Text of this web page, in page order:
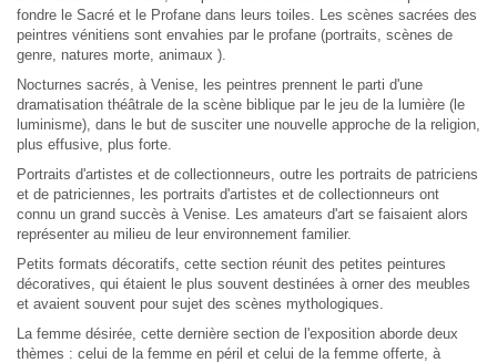
fondre le Sacré et le Profane dans leurs toiles. Les scènes sacrées des
peintres vénitiens sont envahies par le profane (portraits, scènes de
genre, natures morte, animaux ).
Nocturnes sacrés, à Venise, les peintres prennent le parti d'une
dramatisation théâtrale de la scène biblique par le jeu de la lumière (le
luminisme), dans le but de susciter une nouvelle approche de la religion,
plus effusive, plus forte.
Portraits d'artistes et de collectionneurs, outre les portraits de patriciens
et de patriciennes, les portraits d'artistes et de collectionneurs ont
connu un grand succès à Venise. Les amateurs d'art se faisaient alors
représenter au milieu de leur environnement familier.
Petits formats décoratifs, cette section réunit des petites peintures
décoratives, qui étaient le plus souvent destinées à orner des meubles
et avaient souvent pour sujet des scènes mythologiques.
La femme désirée, cette dernière section de l'exposition aborde deux
thèmes : celui de la femme en péril et celui de la femme offerte, à